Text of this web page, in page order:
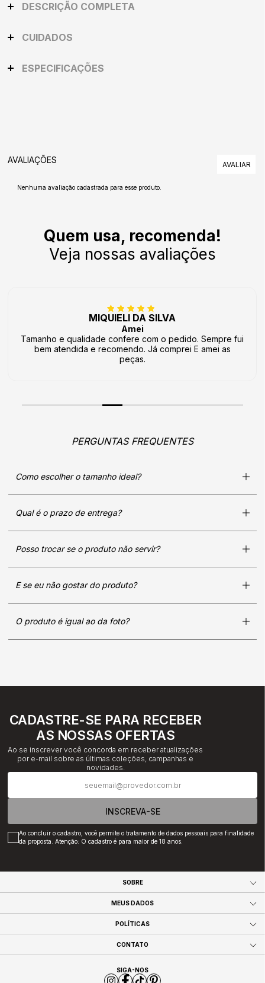
DESCRIÇÃO COMPLETA
CUIDADOS
ESPECIFICAÇÕES
AVALIAÇÕES
Nenhuma avaliação cadastrada para esse produto.
Quem usa, recomenda!
Veja nossas avaliações
MIQUIELI DA SILVA
Amei
Tamanho e qualidade confere com o pedido. Sempre fui
bem atendida e recomendo. Já comprei E amei as
peças.
PERGUNTAS FREQUENTES
Como escolher o tamanho ideal?
Qual é o prazo de entrega?
Posso trocar se o produto não servir?
E se eu não gostar do produto?
O produto é igual ao da foto?
CADASTRE-SE PARA RECEBER
AS NOSSAS OFERTAS
Ao se inscrever você concorda em receber atualizações
por e-mail sobre as últimas coleções, campanhas e
novidades.
INSCREVA-SE
Ao concluir o cadastro, você permite o tratamento de dados pessoais para finalidade
da proposta. Atenção: O cadastro é para maior de 18 anos.
SOBRE
MEUS DADOS
POLÍTICAS
CONTATO
SIGA-NOS